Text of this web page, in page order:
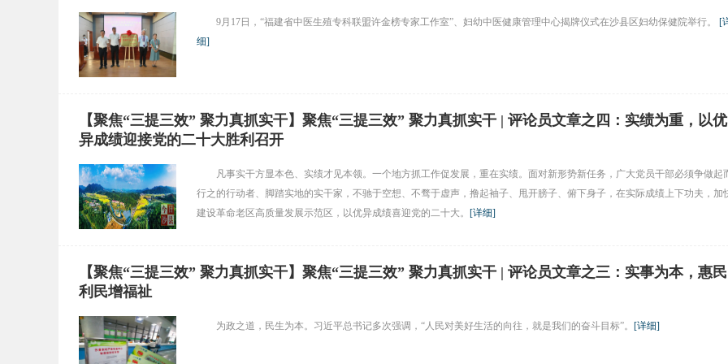
9月17日，“福建省中医生殖专科联盟许金榜专家工作室”、妇幼中医健康管理中心揭牌仪式在沙县区妇幼保健院举行。 [
细]
【聚焦“三提三效” 聚力真抓实干】聚焦“三提三效” 聚力真抓实干 | 评论员文章之四：实绩为重，以优
异成绩迎接党的二十大胜利召开
凡事实干方显本色、实绩才见本领。一个地方抓工作促发展，重在实绩。面对新形势新任务，广大党员干部必须争做起
行之的行动者、脚踏实地的实干家，不驰于空想、不骛于虚声，撸起袖子、甩开膀子、俯下身子，在实际成绩上下功夫，加
建设革命老区高质量发展示范区，以优异成绩喜迎党的二十大。 [详细]
【聚焦“三提三效” 聚力真抓实干】聚焦“三提三效” 聚力真抓实干 | 评论员文章之三：实事为本，惠民
利民增福祉
为政之道，民生为本。习近平总书记多次强调，“人民对美好生活的向往，就是我们的奋斗目标”。 [详细]